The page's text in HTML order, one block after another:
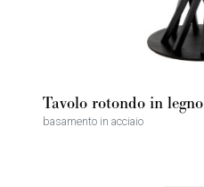
Tavolo rotondo in legno
basamento in acciaio